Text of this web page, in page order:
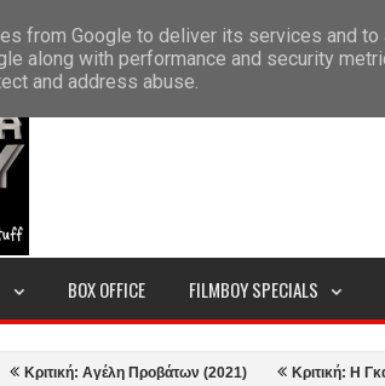
CONTACT SITEMAP
BOX OFFICE FILMBOY SPECIALS
Αγέλη Προβάτων (2021) Κριτική: Η
from Google to deliver its services and to
along with performance and security
and address abuse.